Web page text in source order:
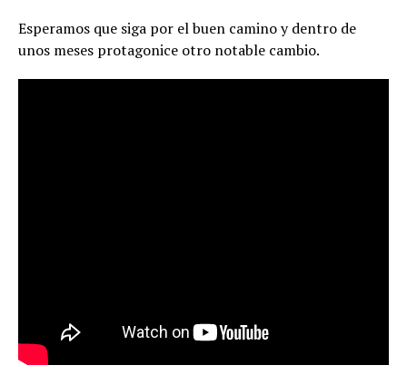
Esperamos que siga por el buen camino y dentro de
unos meses protagonice otro notable cambio.